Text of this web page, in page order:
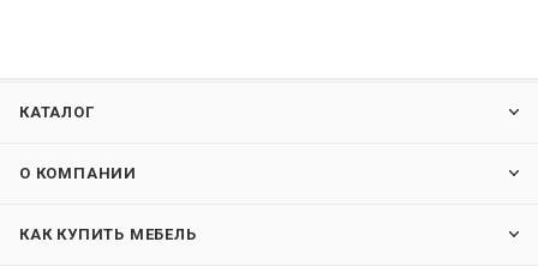
КАТАЛОГ
О КОМПАНИИ
КАК КУПИТЬ МЕБЕЛЬ